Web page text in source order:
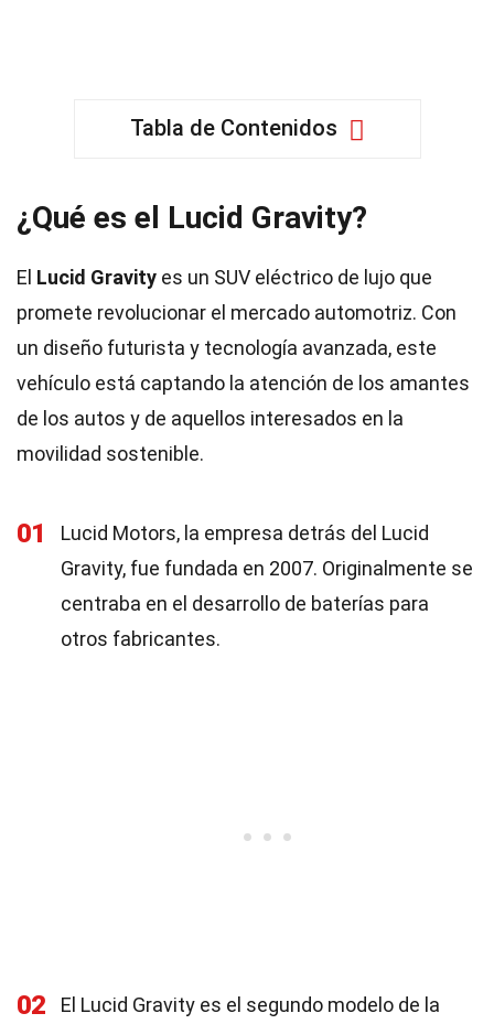
Tabla de Contenidos
¿Qué es el Lucid Gravity?
El Lucid Gravity es un SUV eléctrico de lujo que
promete revolucionar el mercado automotriz. Con
un diseño futurista y tecnología avanzada, este
vehículo está captando la atención de los amantes
de los autos y de aquellos interesados en la
movilidad sostenible.
01
Lucid Motors, la empresa detrás del Lucid
Gravity, fue fundada en 2007. Originalmente se
centraba en el desarrollo de baterías para
otros fabricantes.
02
El Lucid Gravity es el segundo modelo de la